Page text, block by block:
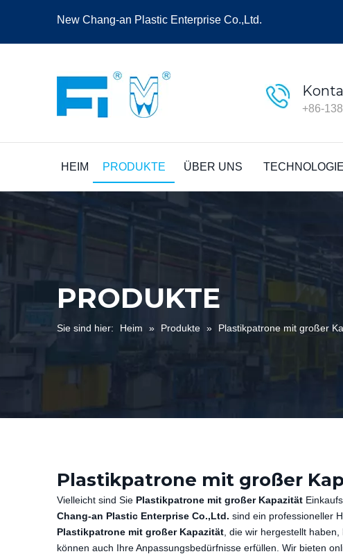
New Chang-an Plastic Enterprise Co.,Ltd.
+86-
HEIM PRODUKTE ÜBER UNS TECHNOLOGIE
PRODUKTE
Sie sind hier: Heim » Produkte » Plastikpatrone mit großer
Plastikpatrone mit großer
Vielleicht sind Sie Plastikpatrone mit großer Kapazität
Chang-an Plastic Enterprise Co.,Ltd. sind ein professioneller
Plastikpatrone mit großer Kapazität , die wir hergestellt
können auch Ihre Anpassungsbedürfnisse erfüllen. Wir bieten